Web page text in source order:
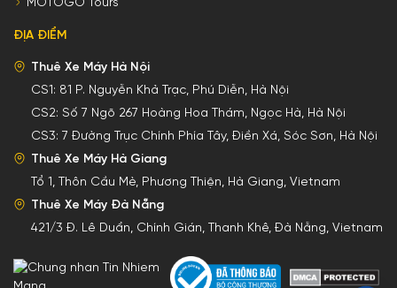
MOTOGO Tours
ĐỊA ĐIỂM
Thuê Xe Máy Hà Nội
CS1: 81 P. Nguyễn Khả Trạc, Phú Diễn, Hà Nội
CS2: Số 7 Ngõ 267 Hoàng Hoa Thám, Ngọc Hà, Hà Nội
CS3: 7 Đường Trục Chính Phía Tây, Điền Xá, Sóc Sơn, Hà Nội
Thuê Xe Máy Hà Giang
Tổ 1, Thôn Cầu Mè, Phương Thiện, Hà Giang, Vietnam
Thuê Xe Máy Đà Nẵng
421/3 Đ. Lê Duẩn, Chính Gián, Thanh Khê, Đà Nẵng, Vietnam